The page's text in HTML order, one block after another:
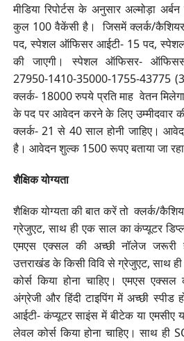
मीडिया रिपोर्टस के अनुसार अल्मोड़ा
कुल 100 वैकेंसी है। जिसमें क्लर्क/
पद, स्पेशल ऑफिसर आईटी- 15 पद,
की जाएगी। स्पेशल ऑफिसर-
27950-1410-35000-1755-43775
क्लर्क- 18000 रुपये प्रति माह वेतन
के पद पर आवेदन करने के लिए
क्लर्क- 21 से 40 साल होनी जाहिए।
है। आवेदन शुल्क 1500 रूपए बताया जा
शैक्षिक योग्यता
शैक्षिक योग्यता की बात करें तो क्लर्क/
ग्रेजुएट, साथ ही एक साल का कंप्यूटर
एमएस एक्सल की अच्छी नॉलेज जरूरी
उत्तराखंड के किसी विवि से ग्रेजुएट, साथ
कोर्स किया होना चाहिए। एमएस
अंग्रेजी और हिंदी टाइपिंग में अच्छी स्पीड
आईटी- कंप्यूटर साइंस में बीटेक या एमसीए
लेवल कोर्स किया होना चाहिए। साथ ही